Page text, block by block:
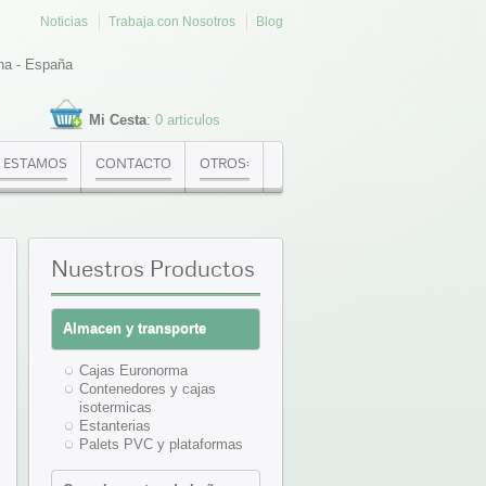
Noticias Trabaja con Nosotros Blog
- España
Mi Cesta: 0 articulos
CONTACTO OTROS:
Nuestros Productos
Almacen y transporte
Cajas Euronorma
Contenedores y cajas
isotermicas
Estanterias
Palets PVC y plataformas